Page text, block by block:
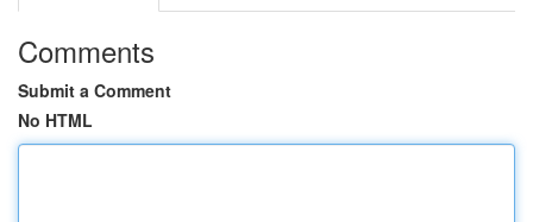
Comments
Submit a Comment
No HTML